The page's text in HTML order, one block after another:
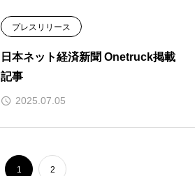
プレスリリース
日本ネット経済新聞 Onetruck掲載
記事
2025.07.05
1 2